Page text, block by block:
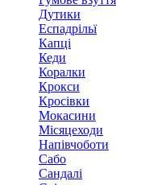
Дутики
Еспадрільї
Капці
Кеди
Коралки
Крокси
Кросівки
Мокасини
Місяцеходи
Напівчоботи
Сабо
Сандалі